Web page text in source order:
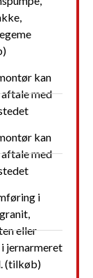
kan
aftale med
kan
aftale med
i
eller
jernarmeret
(tilkøb)